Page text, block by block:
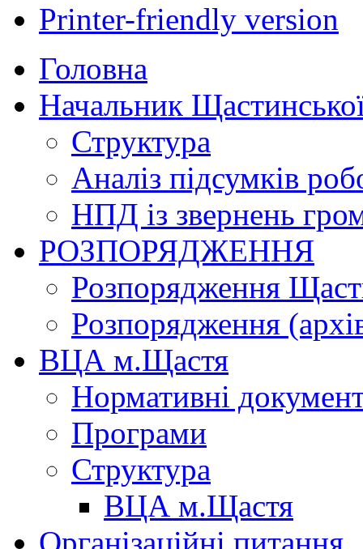
Printer-friendly version
Головна
Начальник
Структура
Аналіз підсумків
НПД із звернень
РОЗПОРЯДЖЕННЯ
Розпорядження
Розпорядження
ВЦА м.Щастя
Нормативні
Програми
Структура
ВЦА м.Щастя
Організаційні питання